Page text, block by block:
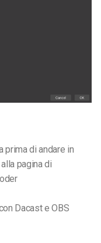
prima di andare in
pagina di
Dacast e OBS